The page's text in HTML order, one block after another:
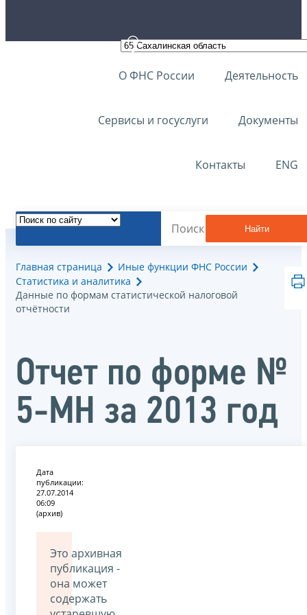
О ФНС России Деятельность
Сервисы и госуслуги Документы
Контакты ENG
Найти
Главная страница
Иные функции ФНС России
Статистика и аналитика
Данные по формам статистической налоговой
отчётности
Отчет по форме №
5-МН за 2013 год
Дата
публикации:
27.07.2014
06:09
(архив)
Это архивная
публикация -
она может
содержать